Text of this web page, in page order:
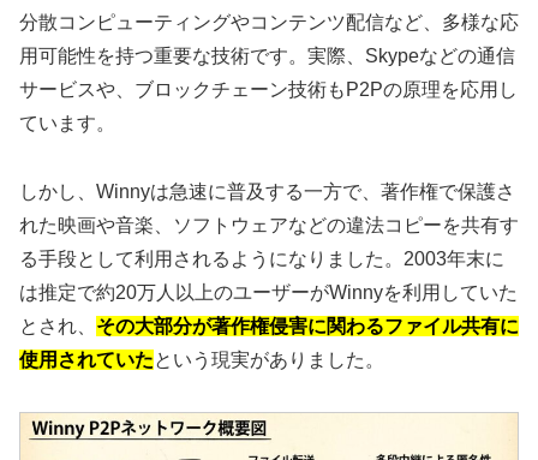
分散コンピューティングやコンテンツ配信など、多様な応
用可能性を持つ重要な技術です。実際、Skypeなどの通信
サービスや、ブロックチェーン技術もP2Pの原理を応用し
ています。
しかし、Winnyは急速に普及する一方で、著作権で保護さ
れた映画や音楽、ソフトウェアなどの違法コピーを共有す
る手段として利用されるようになりました。2003年末に
は推定で約20万人以上のユーザーがWinnyを利用していた
とされ、 その大部分が著作権侵害に関わるファイル共有に
使用されていたという現実がありました。